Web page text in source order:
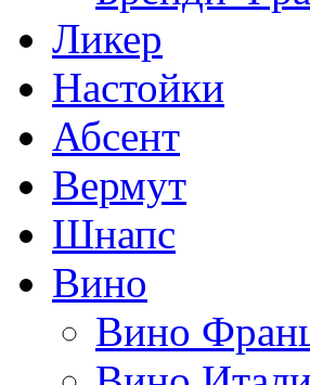
Ликер
Настойки
Абсент
Вермут
Шнапс
Вино
Вино